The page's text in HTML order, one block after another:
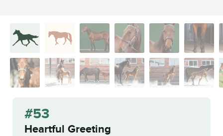
#53
Heartful Greeting